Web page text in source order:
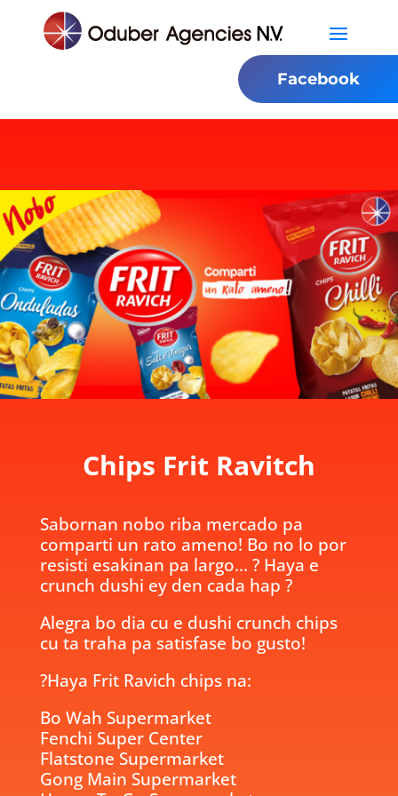
Facebook
Chips Frit Ravitch
Sabornan nobo riba mercado pa
comparti un rato ameno! Bo no lo por
resisti esakinan pa largo… ?Haya e
crunch dushi ey den cada hap ?
Alegra bo dia cu e dushi crunch chips
cu ta traha pa satisfase bo gusto!
?Haya Frit Ravich chips na:
Bo Wah Supermarket
Fenchi Super Center
Flatstone Supermarket
Gong Main Supermarket